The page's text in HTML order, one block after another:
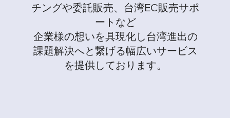
チングや委託販売、台湾EC販売サポ
ートなど
企業様の想いを具現化し台湾進出の
課題解決へと繋げる幅広いサービス
を提供しております。